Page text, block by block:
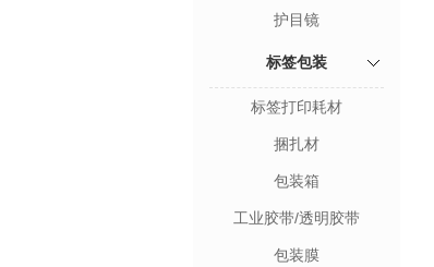
护目镜
标签包装
标签打印耗材
捆扎材
包装箱
工业胶带/透明胶带
包装膜